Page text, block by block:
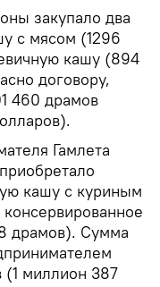
закупало два
с мясом (1296
кашу (894
договору,
460 драмов
Гамлета
кашу с куриным
драмов). Сумма
миллион 387